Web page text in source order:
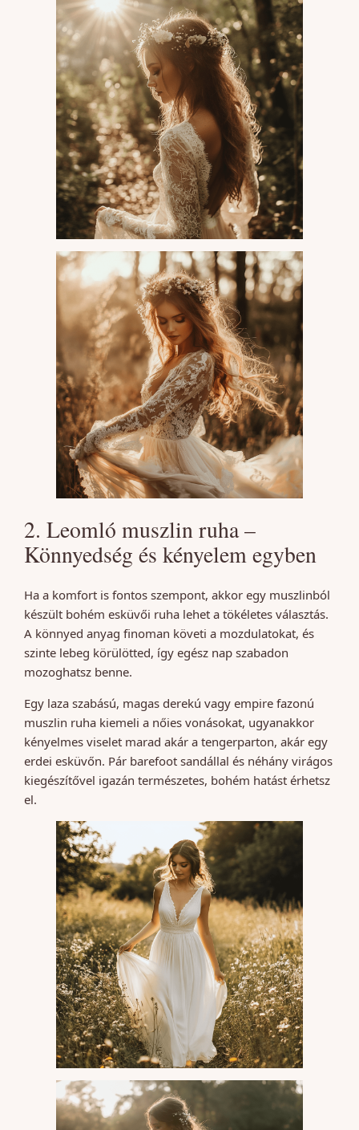
2. Leomló muszlin ruha –
Könnyedség és kényelem egyben
Ha a komfort is fontos szempont, akkor egy muszlinból
készült bohém esküvői ruha lehet a tökéletes választás.
A könnyed anyag finoman követi a mozdulatokat, és
szinte lebeg körülötted, így egész nap szabadon
mozoghatsz benne.
Egy laza szabású, magas derekú vagy empire fazonú
muszlin ruha kiemeli a nőies vonásokat, ugyanakkor
kényelmes viselet marad akár a tengerparton, akár egy
erdei esküvőn. Pár barefoot sandállal és néhány virágos
kiegészítővel igazán természetes, bohém hatást érhetsz
el.